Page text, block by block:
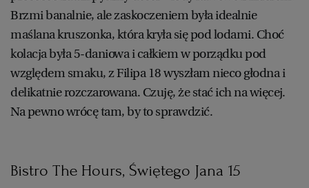
Brzmi banalnie, ale zaskoczeniem była idealnie
maślana kruszonka, która kryła się pod lodami. Choć
kolacja była 5-daniowa i całkiem w porządku pod
względem smaku, z Filipa 18 wyszłam nieco głodna i
delikatnie rozczarowana. Czuję, że stać ich na więcej.
Na pewno wrócę tam, by to sprawdzić.
Bistro The Hours, Świętego Jana 15